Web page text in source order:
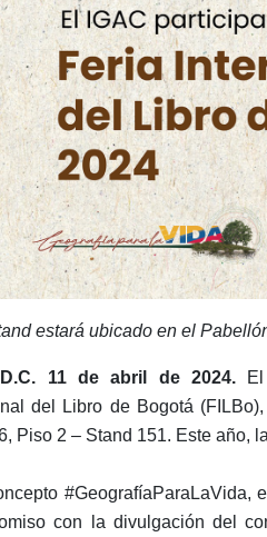
estará ubicado en el
11 de abril de 2024. El
del Libro de Bogotá
Piso 2 – Stand 151. Este año,
#GeografíaParaLaVida,
con la divulgación del